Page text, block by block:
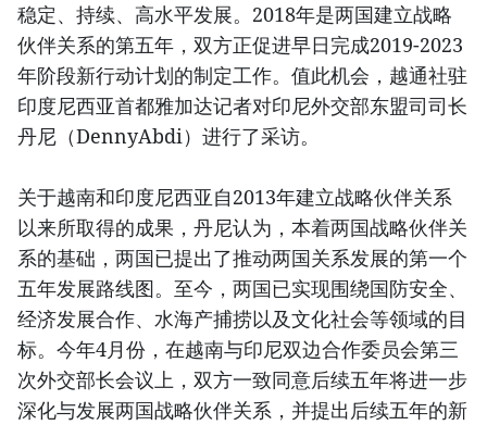
稳定、持续、高水平发展。2018年是两国建立战略
伙伴关系的第五年，双方正促进早日完成2019-2023
年阶段新行动计划的制定工作。值此机会，越通社驻
印度尼西亚首都雅加达记者对印尼外交部东盟司司长
丹尼（DennyAbdi）进行了采访。
关于越南和印度尼西亚自2013年建立战略伙伴关系
以来所取得的成果，丹尼认为，本着两国战略伙伴关
系的基础，两国已提出了推动两国关系发展的第一个
五年发展路线图。至今，两国已实现围绕国防安全、
经济发展合作、水海产捕捞以及文化社会等领域的目
标。今年4月份，在越南与印尼双边合作委员会第三
次外交部长会议上，双方一致同意后续五年将进一步
深化与发展两国战略伙伴关系，并提出后续五年的新